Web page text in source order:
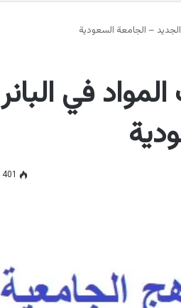
– الجامعة السعودية
في البانر
401